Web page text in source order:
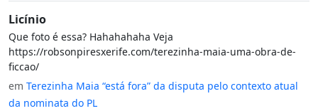
Licínio
Que foto é essa? Hahahahaha Veja
https://robsonpiresxerife.com/terezinha-maia-uma-obra-de-
ficcao/
em Terezinha Maia “está fora” da disputa pelo contexto atual
da nominata do PL